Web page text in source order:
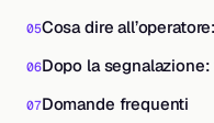
Cosa dire
Dopo la
Domande frequenti